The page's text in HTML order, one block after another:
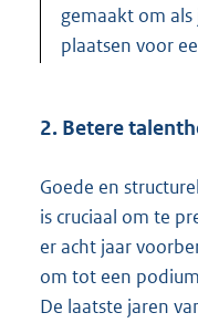
gemaakt om
plaatsen voor
2. Betere
Goede en
is cruciaal om te
er acht jaar
om tot een
De laatste jaren